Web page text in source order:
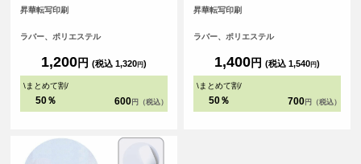
パッドです。
昇華転写印刷
ラバー、ポリエステル
1,200円 (税込 1,320円)
\まとめて割/
50％ 600 円（税込）
パソコンにもゆったり使えるサイズ
ることができます。
昇華転写印刷
ラバー、ポリエステル
1,400円 (税込 1,540円)
\まとめて割/
50％ 700 円（税込）